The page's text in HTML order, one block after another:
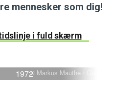
mennesker som dig!
i fuld skærm